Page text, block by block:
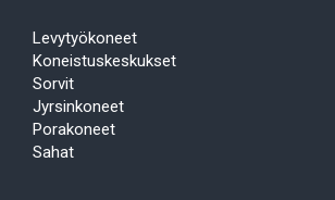
Levytyökoneet
Koneistuskeskukset
Sorvit
Jyrsinkoneet
Porakoneet
Sahat